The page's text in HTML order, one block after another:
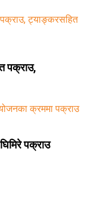
पक्राउ,
पक्राउ